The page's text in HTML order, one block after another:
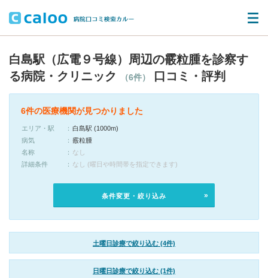
白島駅（広電９号線）周辺の霰粒腫を診察す
る病院・クリニック
（6件） 口コミ・評判
6件の医療機関が見つかりました
エリア・駅
白島駅 (1000m)
病気
霰粒腫
名称
なし
詳細条件
なし (曜日や時間帯を指定できます)
条件変更・絞り込み
土曜日診療で絞り込む (4件)
日曜日診療で絞り込む (1件)